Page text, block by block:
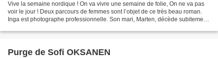
Vive la semaine nordique ! On va vivre une semaine de folie, On ne va pas
voir le jour ! Deux parcours de femmes sont l’objet de ce très beau roman.
Inga est photographe professionnelle. Son mari, Marten, décède subitement
Purge de Sofi OKSANEN